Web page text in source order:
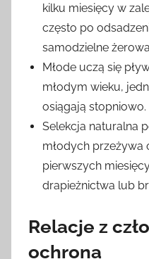
kilku miesięcy w
często po
samodzielne
Młode uczą się
młodym wieku,
osiągają stopniowo.
Selekcja naturalna
młodych przeżywa
pierwszych
drapieżnictwa lub
Relacje z
ochrona